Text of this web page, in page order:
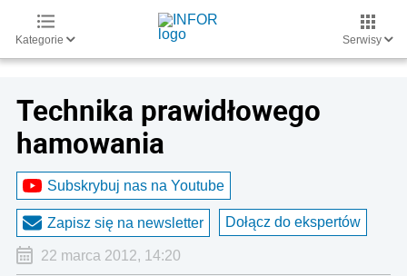
Kategorie Serwisy
Technika prawidłowego
hamowania
Subskrybuj nas na Youtube
Zapisz się na newsletter Dołącz do ekspertów
22 marca 2012, 14:20